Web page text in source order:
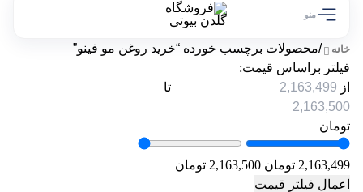
منو
خانه /محصولات برچسب خورده “خرید روغن مو فینو”
فیلتر براساس قیمت:
از
تا
تومان
2,163,499 تومان
2,163,500 تومان
اعمال فیلتر قیمت